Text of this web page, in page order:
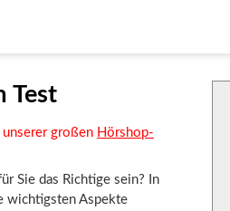
Test
großen Hörshop-
Sie das Richtige sein? In
wichtigsten Aspekte